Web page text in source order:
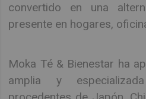
convertido en una
presente en hogares,
Moka Té & Bienestar ha
amplia y